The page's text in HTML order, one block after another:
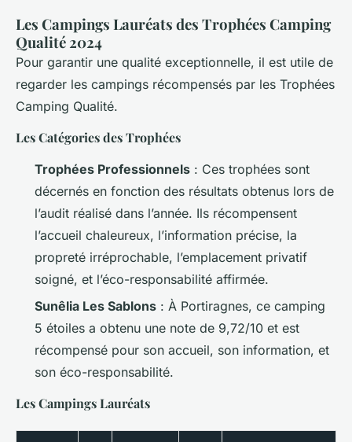
Les Campings Lauréats des Trophées Camping
Qualité 2024
Pour garantir une qualité exceptionnelle, il est utile de
regarder les campings récompensés par les Trophées
Camping Qualité.
Les Catégories des Trophées
Trophées Professionnels : Ces trophées sont
décernés en fonction des résultats obtenus lors de
l’audit réalisé dans l’année. Ils récompensent
l’accueil chaleureux, l’information précise, la
propreté irréprochable, l’emplacement privatif
soigné, et l’éco-responsabilité affirmée.
Sunêlia Les Sablons : À Portiragnes, ce camping
5 étoiles a obtenu une note de 9,72/10 et est
récompensé pour son accueil, son information, et
son éco-responsabilité.
Les Campings Lauréats